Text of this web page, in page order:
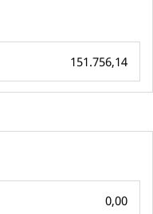
151.756,14
0,00